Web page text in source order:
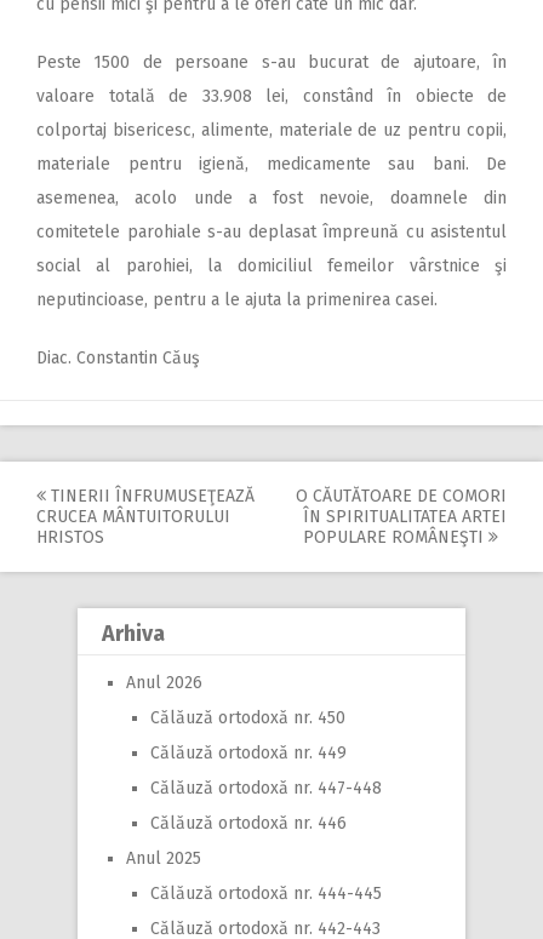
cu pensii mici şi pentru a le oferi câte un mic dar.
Peste 1500 de persoane s-au bucurat de ajutoare, în
valoare totală de 33.908 lei, constând în obiecte de
colportaj bisericesc, alimente, materiale de uz pentru copii,
materiale pentru igienă, medicamente sau bani. De
asemenea, acolo unde a fost nevoie, doamnele din
comitetele parohiale s-au deplasat împreună cu asistentul
social al parohiei, la domiciliul femeilor vârstnice şi
neputincioase, pentru a le ajuta la primenirea casei.
Diac. Constantin Căuş
Post
navigation
TINERII ÎNFRUMUSEŢEAZĂ
CRUCEA MÂNTUITORULUI
HRISTOS
O CĂUTĂTOARE DE COMORI
ÎN SPIRITUALITATEA ARTEI
POPULARE ROMÂNEŞTI
Arhiva
Anul 2026
Călăuză ortodoxă nr. 450
Călăuză ortodoxă nr. 449
Călăuză ortodoxă nr. 447-448
Călăuză ortodoxă nr. 446
Anul 2025
Călăuză ortodoxă nr. 444-445
Călăuză ortodoxă nr. 442-443